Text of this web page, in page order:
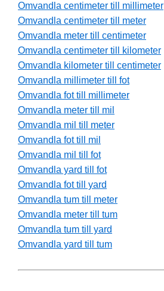
Omvandla centimeter till millimeter
Omvandla centimeter till meter
Omvandla meter till centimeter
Omvandla centimeter till kilometer
Omvandla kilometer till centimeter
Omvandla millimeter till fot
Omvandla fot till millimeter
Omvandla meter till mil
Omvandla mil till meter
Omvandla fot till mil
Omvandla mil till fot
Omvandla yard till fot
Omvandla fot till yard
Omvandla tum till meter
Omvandla meter till tum
Omvandla tum till yard
Omvandla yard till tum